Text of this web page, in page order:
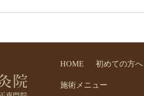
HOME 初めての方へ
施術メニュー